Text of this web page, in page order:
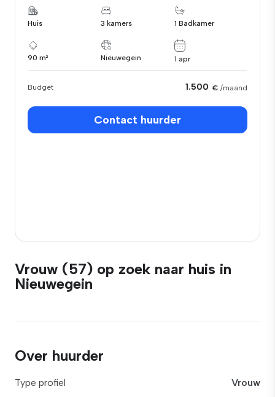
Huis 3 kamers 1 Badkamer
90 m² Nieuwegein 1 apr
Budget 1.500 € /maand
Contact huurder
Vrouw (57) op zoek naar huis in
Nieuwegein
Over huurder
Type profiel
Vrouw